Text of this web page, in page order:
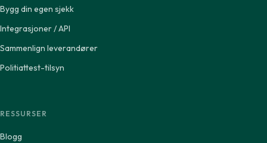
Bygg din egen sjekk
Integrasjoner / API
Sammenlign leverandører
Politiattest-tilsyn
RESSURSER
Blogg